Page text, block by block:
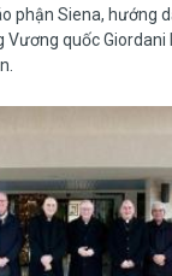
phận Siena, hướng
Vương quốc Giordani